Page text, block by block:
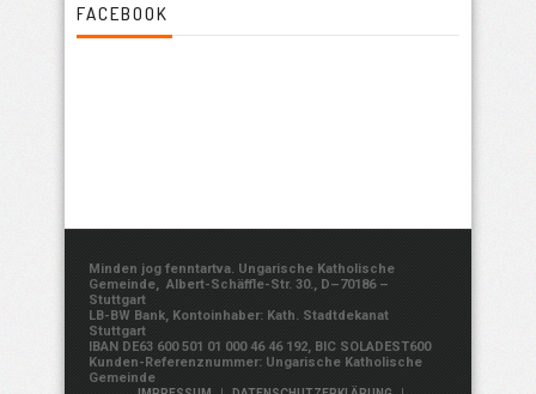
FACEBOOK
Minden jog fenntartva. Ungarische Katholische
Gemeinde, Albert-Schäffle-Str. 30., D–70186 –
Stuttgart
LB-BW Bank, Kontoinhaber: Kath. Stadtdekanat
Stuttgart
IBAN DE63 600 501 01 000 46 46 192, BIC SOLADEST600
Kunden-Referenznummer: Ungarische Katholische
Gemeinde